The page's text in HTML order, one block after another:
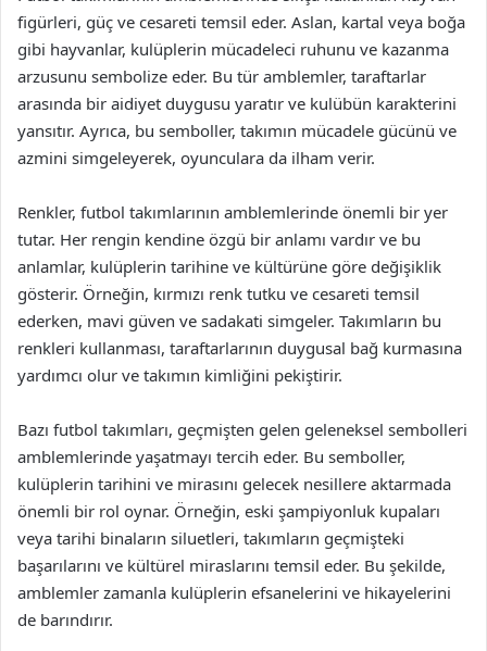
figürleri, güç ve cesareti temsil eder. Aslan, kartal veya boğa
gibi hayvanlar, kulüplerin mücadeleci ruhunu ve kazanma
arzusunu sembolize eder. Bu tür amblemler, taraftarlar
arasında bir aidiyet duygusu yaratır ve kulübün karakterini
yansıtır. Ayrıca, bu semboller, takımın mücadele gücünü ve
azmini simgeleyerek, oyunculara da ilham verir.
Renkler, futbol takımlarının amblemlerinde önemli bir yer
tutar. Her rengin kendine özgü bir anlamı vardır ve bu
anlamlar, kulüplerin tarihine ve kültürüne göre değişiklik
gösterir. Örneğin, kırmızı renk tutku ve cesareti temsil
ederken, mavi güven ve sadakati simgeler. Takımların bu
renkleri kullanması, taraftarlarının duygusal bağ kurmasına
yardımcı olur ve takımın kimliğini pekiştirir.
Bazı futbol takımları, geçmişten gelen geleneksel sembolleri
amblemlerinde yaşatmayı tercih eder. Bu semboller,
kulüplerin tarihini ve mirasını gelecek nesillere aktarmada
önemli bir rol oynar. Örneğin, eski şampiyonluk kupaları
veya tarihi binaların siluetleri, takımların geçmişteki
başarılarını ve kültürel miraslarını temsil eder. Bu şekilde,
amblemler zamanla kulüplerin efsanelerini ve hikayelerini
de barındırır.